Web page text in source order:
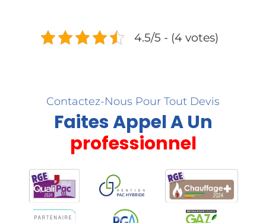
4.5/5 - (4 votes)
Contactez-Nous Pour Tout Devis
Faites Appel A Un
professionnel